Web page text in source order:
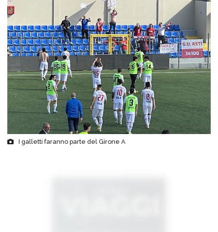
I galletti faranno parte del Girone A